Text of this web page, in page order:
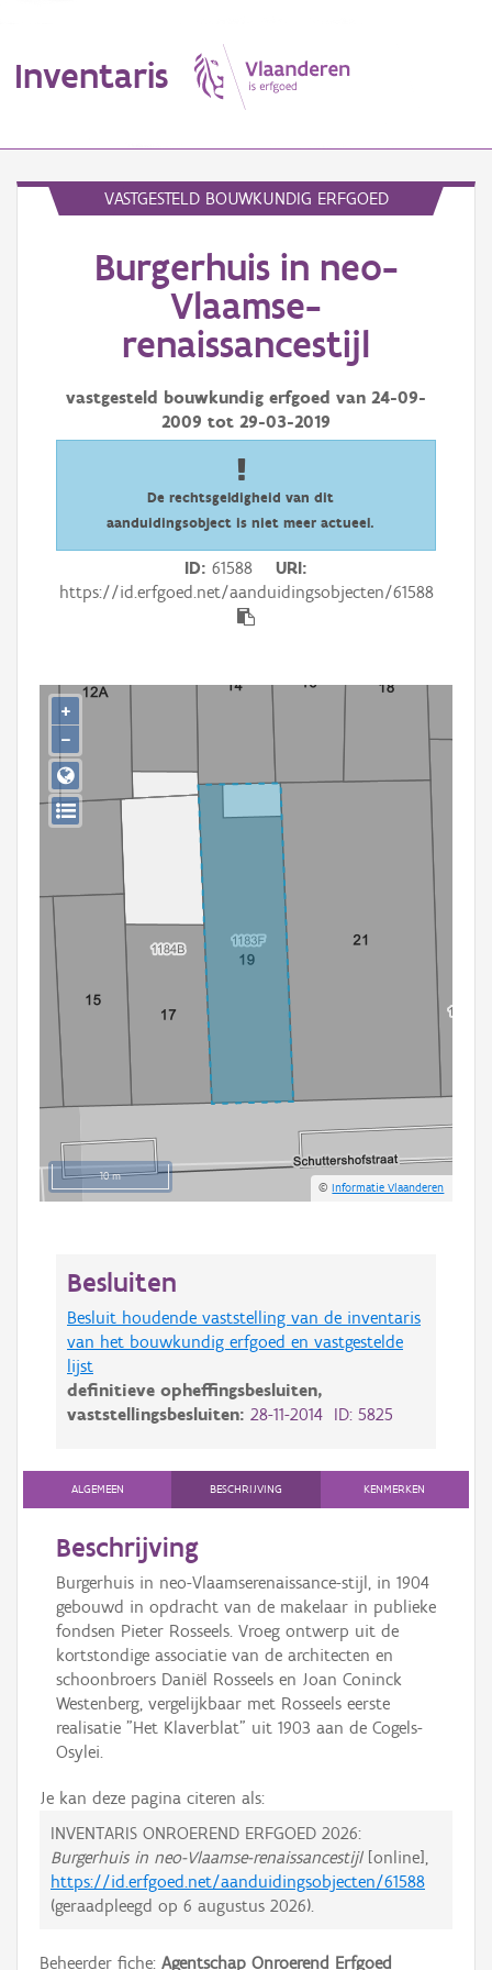
Inventaris
Erfgoedobject
Persoon of collectief
Downloads
Hergebruik
VASTGESTELD BOUWKUNDIG ERFGOED
Burgerhuis in neo-
Vlaamse-
renaissancestijl
vastgesteld bouwkundig erfgoed van 24-09-
2009 tot 29-03-2019
De rechtsgeldigheid van dit
aanduidingsobject is niet meer actueel.
ID 61588
URI
https://id.erfgoed.net/aanduidingsobjecten/61588
10 m
©Informatie Vlaanderen
+
−
Besluiten
Besluit houdende vaststelling van de inventaris
van het bouwkundig erfgoed en vastgestelde
lijst
definitieve opheffingsbesluiten,
vaststellingsbesluiten: 28-11-2014 ID: 5825
ALGEMEEN BESCHRIJVING KENMERKEN
Beschrijving
Burgerhuis in neo-Vlaamserenaissance-stijl, in 1904
gebouwd in opdracht van de makelaar in publieke
fondsen Pieter Rosseels. Vroeg ontwerp uit de
kortstondige associatie van de architecten en
schoonbroers Daniël Rosseels en Joan Coninck
Westenberg, vergelijkbaar met Rosseels eerste
realisatie "Het Klaverblat" uit 1903 aan de Cogels-
Osylei.
Je kan deze pagina citeren als:
INVENTARIS ONROEREND ERFGOED 2026:
Burgerhuis in neo-Vlaamse-renaissancestijl[online],
https://id.erfgoed.net/aanduidingsobjecten/61588
(geraadpleegd op 6 augustus 2026).
Beheerder fiche: Agentschap Onroerend Erfgoed